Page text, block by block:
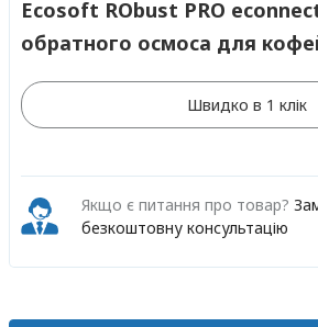
Ecosoft RObust PRO
обратного осмоса для
Швидко в 1 клік
Якщо є питання про товар?
безкоштовну консультацію